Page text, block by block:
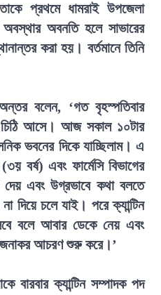
প্রথমে ধামরাই উপজেলা
অবনতি হলে সাভারের
করা হয়। বর্তমানে তিনি
বলেন, ‘গত বৃহস্পতিবার
চিঠি আসে। আজ সকাল ১০টার
ভবনের দিকে যাচ্ছিলাম। এ
বর্ষ) এবং ফার্মেসি বিভাগের
দেয় এবং উগ্রভাবে কথা বলতে
দিয়ে চলে যাই। পরে ক্যান্টিন
বলে আবার ডেকে নেয় এবং
আচরণ শুরু করে।’
বারবার ক্যান্টিন সম্পাদক পদ